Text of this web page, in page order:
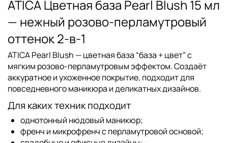
ATICA Цветная база Pearl Blush 15 мл
— нежный розово-перламутровый
оттенок 2-в-1
ATICA Pearl Blush — цветная база “база + цвет” с
мягким розово-перламутровым эффектом. Создаёт
аккуратное и ухоженное покрытие, подходит для
повседневного маникюра и деликатных дизайнов.
Для каких техник подходит
однотонный нюдовый маникюр;
френч и микрофренч с перламутровой основой;